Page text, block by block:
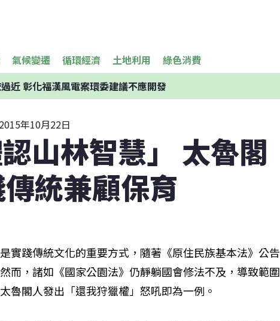
氣候變遷 循環經濟 土地利用 綠色消費
近 彰化福漢風電案環委建議不應開發
2015年10月22日
山林智慧」 太魯閣
統兼顧保育
實踐傳統文化的重要方式，隨著《原住民族基本法》公
而，諸如《國家公園法》仍靜躺國會修法不及，導致範
魯閣人發出「還我狩獵權」怒吼即為一例。